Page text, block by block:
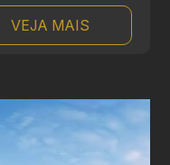
VEJA MAIS